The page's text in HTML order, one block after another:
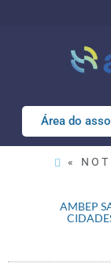
Área do
«
AMBEP